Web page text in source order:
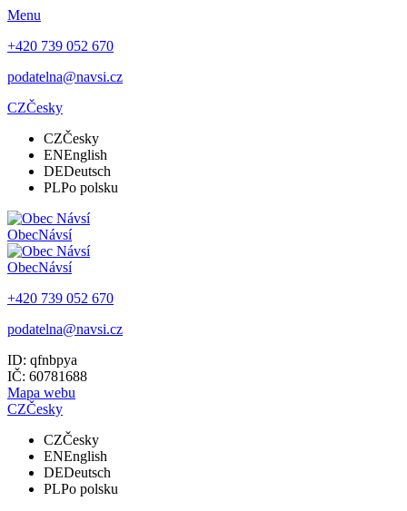
Menu
+420 739 052 670
podatelna@navsi.cz
CZČesky
CZČesky
ENEnglish
DEDeutsch
PLPo polsku
ObecNávsí
ObecNávsí
+420 739 052 670
podatelna@navsi.cz
ID: qfnbpya
IČ: 60781688
Mapa webu
CZČesky
CZČesky
ENEnglish
DEDeutsch
PLPo polsku